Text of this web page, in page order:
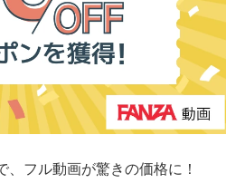
フル動画が驚きの価格に！